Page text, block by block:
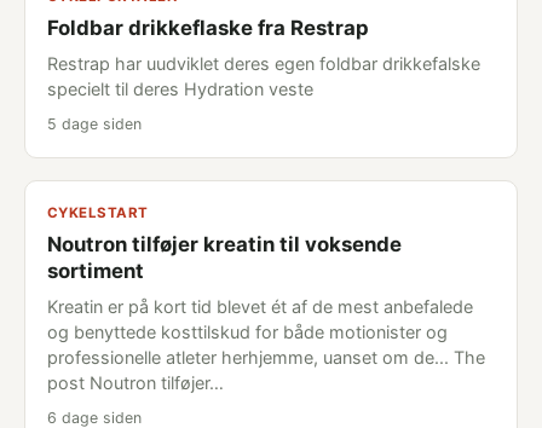
Foldbar drikkeflaske fra Restrap
Restrap har uudviklet deres egen foldbar drikkefalske
specielt til deres Hydration veste
5 dage siden
CYKELSTART
Noutron tilføjer kreatin til voksende
sortiment
Kreatin er på kort tid blevet ét af de mest anbefalede
og benyttede kosttilskud for både motionister og
professionelle atleter herhjemme, uanset om de... The
post Noutron tilføjer…
6 dage siden